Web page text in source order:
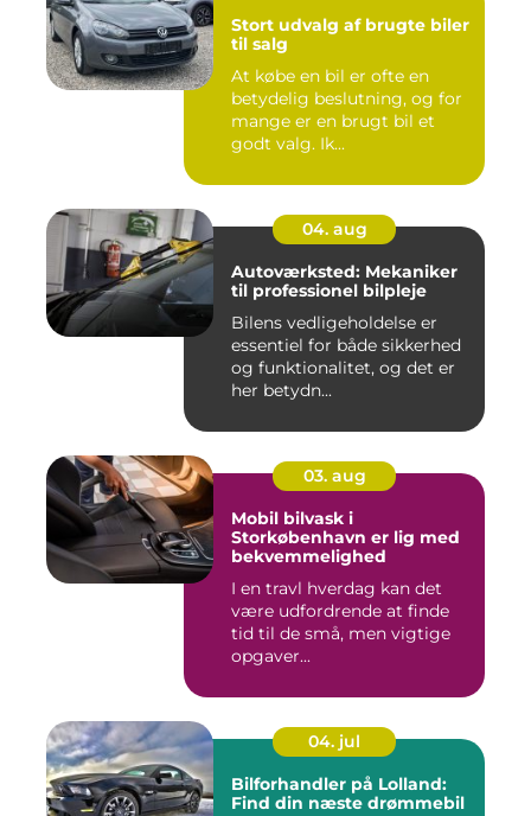
Stort udvalg af brugte biler
til salg
At købe en bil er ofte en
betydelig beslutning, og for
mange er en brugt bil et
godt valg. Ik...
04. aug
Autoværksted: Mekaniker
til professionel bilpleje
Bilens vedligeholdelse er
essentiel for både sikkerhed
og funktionalitet, og det er
her betydn...
03. aug
Mobil bilvask i
Storkøbenhavn er lig med
bekvemmelighed
I en travl hverdag kan det
være udfordrende at finde
tid til de små, men vigtige
opgaver...
04. jul
Bilforhandler på Lolland:
Find din næste drømmebil